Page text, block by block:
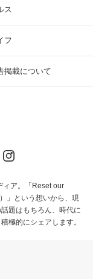
ス
フ
掲載について
ィア。「Reset our
」という想いから、現
題はもちろん、時代に
極的にシェアします。